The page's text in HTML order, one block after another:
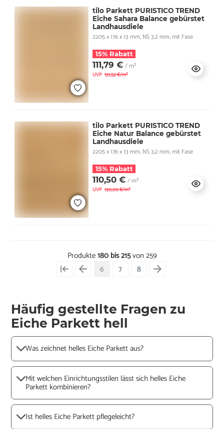
tilo Parkett PURISTICO TREND
Eiche Sahara Balance gebürstet
Landhausdiele
2205 x 176 x 13 mm, NS 3,2 mm, mit Fase
15% Rabatt
111,79 € / m²
UVP 131,52 €/m²
tilo Parkett PURISTICO TREND
Eiche Natur Balance gebürstet
Landhausdiele
2205 x 176 x 13 mm, NS 3,2 mm, mit Fase
15% Rabatt
110,50 € / m²
UVP 130,00 €/m²
Produkte180 bis 215von 259
6
7 8
Häufig gestellte Fragen zu
Eiche Parkett hell
Was zeichnet helles Eiche Parkett aus?
Mit welchen Einrichtungsstilen lässt sich helles Eiche
Parkett kombinieren?
Ist helles Eiche Parkett pflegeleicht?